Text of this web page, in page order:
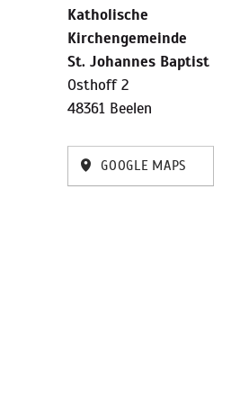
Katholische
Kirchengemeinde
St. Johannes Baptist
Osthoff 2
48361 Beelen
GOOGLE MAPS